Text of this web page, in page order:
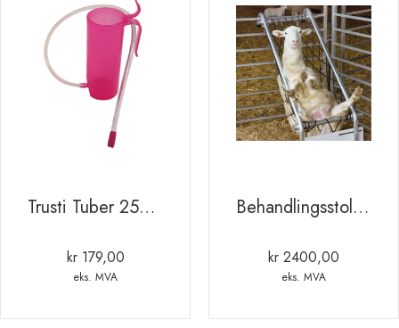
Trusti Tuber 250ml sonde til lam/kje
kr179,00
eks. MVA
Behandlingsstol, Deck Chair
kr 2400,00
eks. MVA